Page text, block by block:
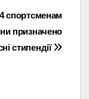
спортсменам
призначено
стипендії